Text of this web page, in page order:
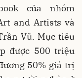
của nhóm
and Artists và
Vũ. Mục tiêu
được 500 triệu
50% giá trị